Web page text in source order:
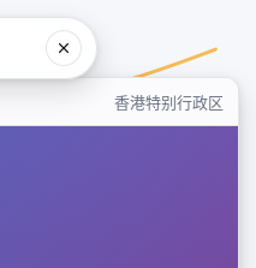
香港特别行政区